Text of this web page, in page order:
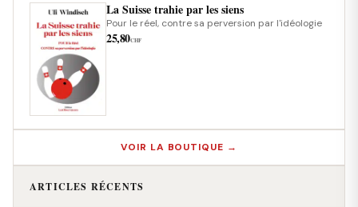
La Suisse trahie par les siens
Pour le réel, contre sa perversion par l'idéologie
25,80CHF
VOIR LA BOUTIQUE →
ARTICLES RÉCENTS